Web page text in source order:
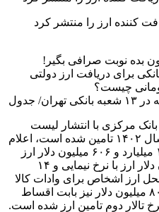
کننده ارز را منتشر کرد
برای دریافت ارز دولتی
جدول
بانک مرکزی با انتشار لیست
کالاهایی که ارز مورد نیاز آنها در سال ۱۴۰۲ تامین شده است، اعلام
کرد: در سال گذشته در مجموع ۱۸ میلیارد و ۶۰۶ میلیون دلار ارز
ترجیحی، ۳۲ میلیارد و ۲۱۰ میلیون دلار ارز با نرخ نیمایی و ۱۴
ارز از محل ارز اشخاص برای وادات کالا
تامین شده و مبلغ سه میلیارد و ۸۰۶ میلیون دلار نیز بابت اقساط
تالار دوم تامین ارز شده است.